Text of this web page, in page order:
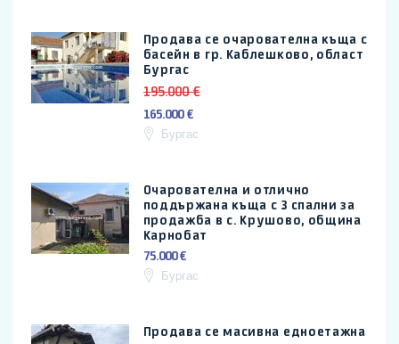
Продава се очарователна къща с
басейн в гр. Каблешково, област
Бургас
195.000 €
165.000 €
Бургас
Очарователна и отлично
поддържана къща с 3 спални за
продажба в с. Крушово, община
Карнобат
75.000 €
Бургас
Продава се масивна едноетажна